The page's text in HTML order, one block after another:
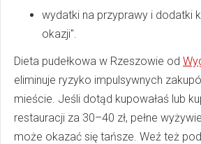
wydatki na przyprawy i dodatki
okazji".
Dieta pudełkowa w Rzeszowie od
eliminuje ryzyko impulsywnych
mieście. Jeśli dotąd kupowałaś lub
restauracji za 30–40 zł, pełne
może okazać się tańsze. Weź też